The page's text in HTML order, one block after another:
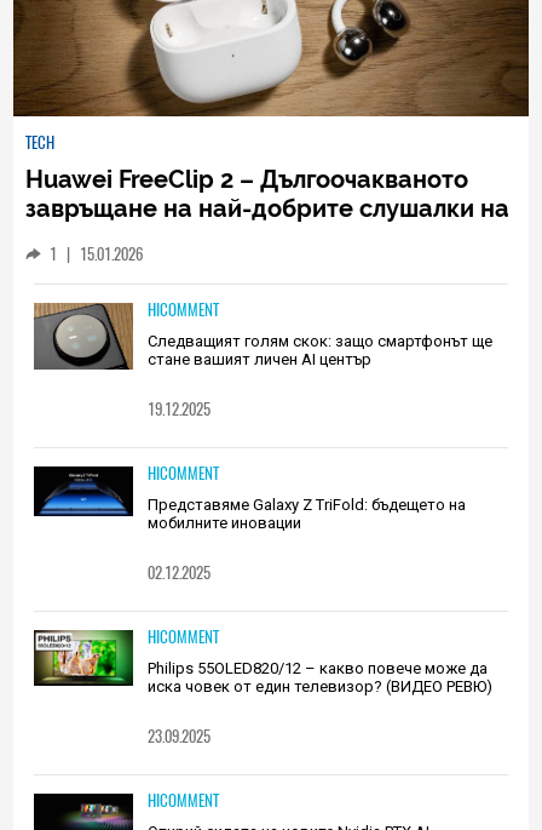
TECH
Huawei FreeClip 2 – Дългоочакваното
завръщане на най-добрите слушалки на
1 | 15.01.2026
HICOMMENT
Следващият голям скок: защо смартфонът ще
стане вашият личен AI център
19.12.2025
HICOMMENT
Представяме Galaxy Z TriFold: бъдещето на
мобилните иновации
02.12.2025
HICOMMENT
Philips 55OLED820/12 – какво повече може да
иска човек от един телевизор? (ВИДЕО РЕВЮ)
23.09.2025
HICOMMENT